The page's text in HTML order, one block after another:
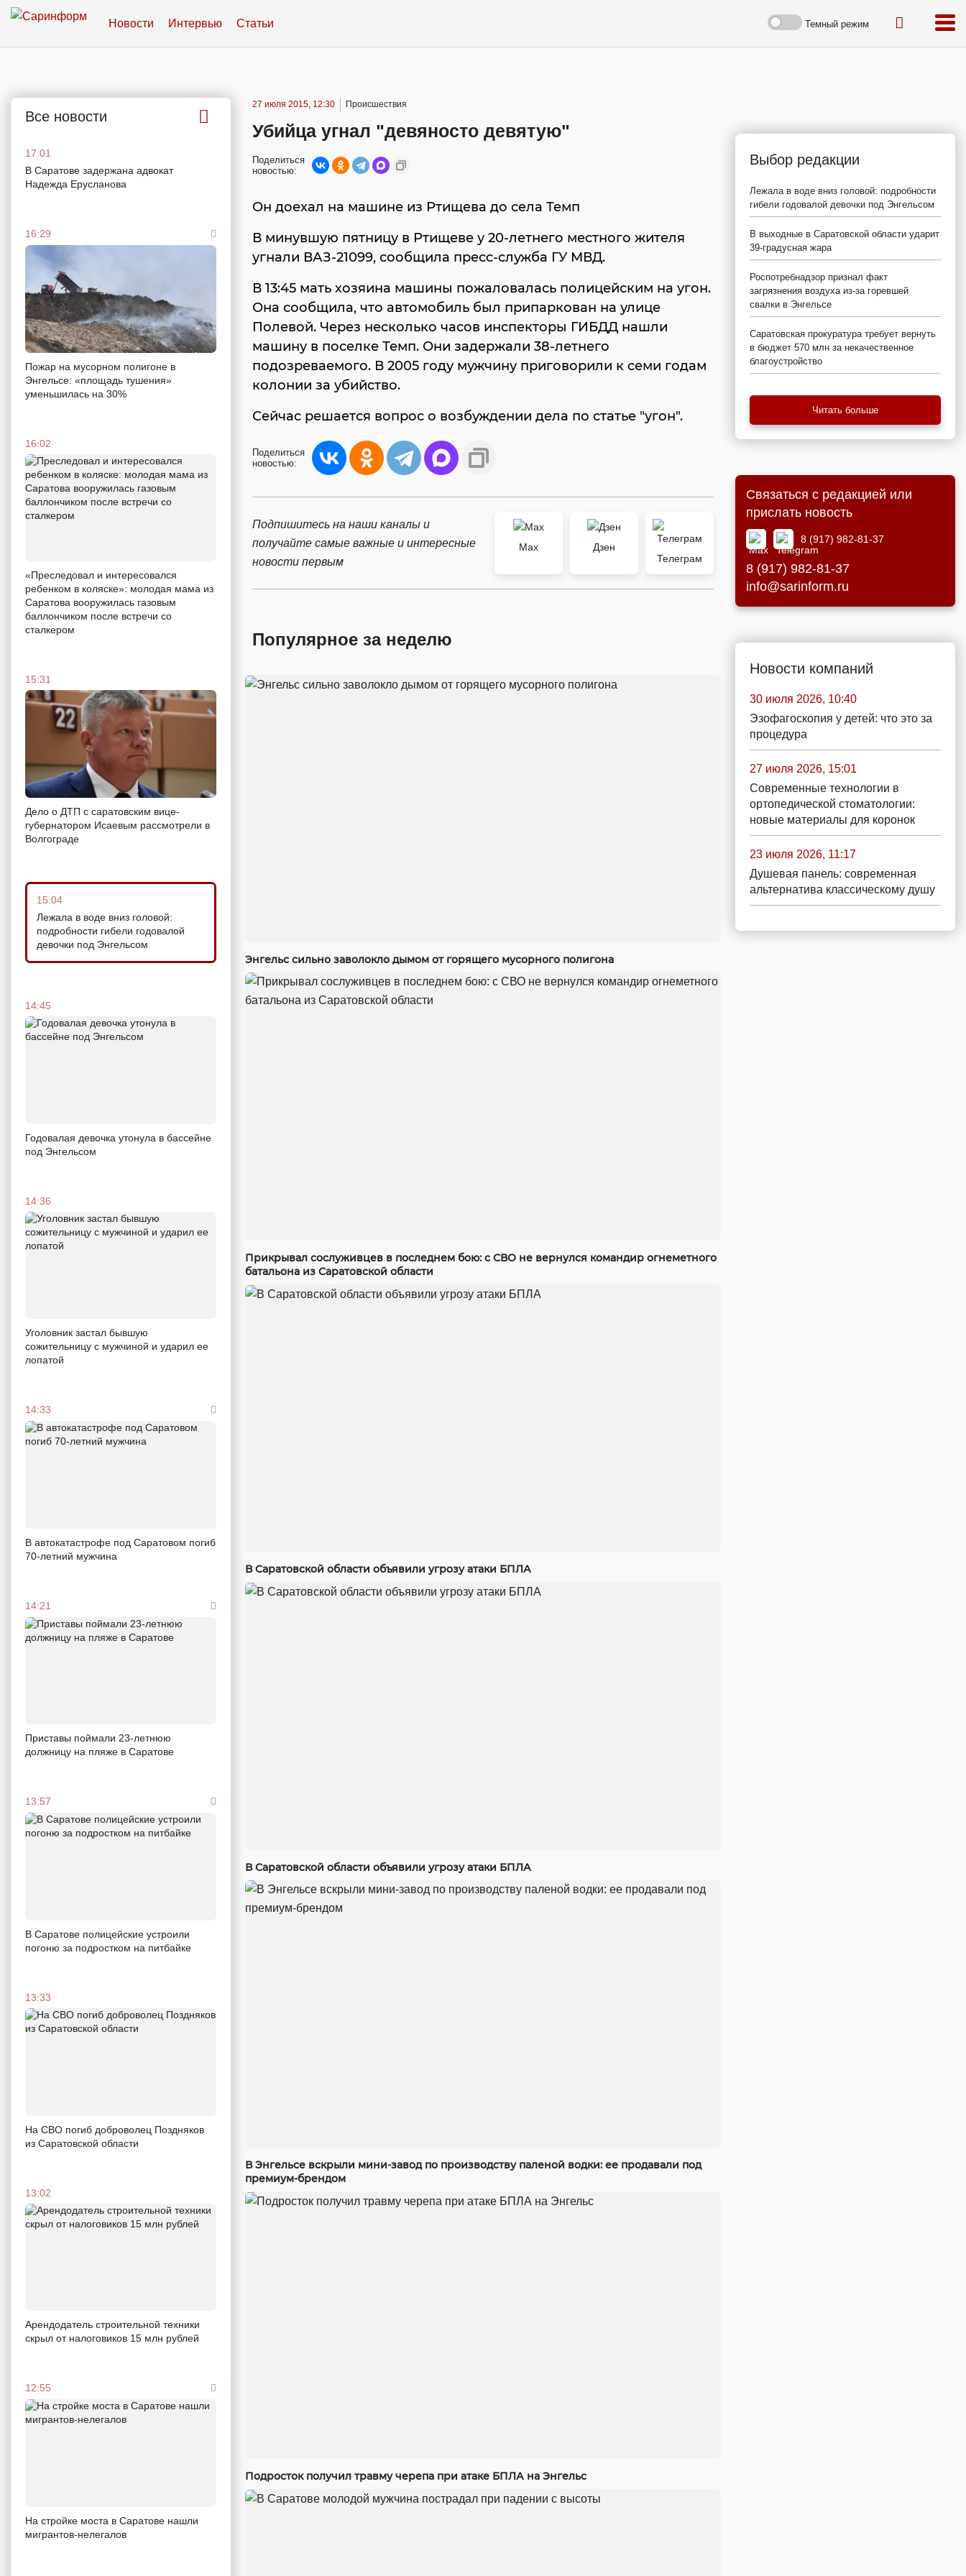
Новости Интервью Статьи Темный режим
Все новости
17:01
В Саратове задержана адвокат
Надежда Ерусланова
16:29
Пожар на мусорном полигоне в
Энгельсе: «площадь тушения»
уменьшилась на 30%
16:02
«Преследовал и интересовался
ребенком в коляске»: молодая мама из
Саратова вооружилась газовым
баллончиком после встречи со
сталкером
15:31
Дело о ДТП с саратовским вице-
губернатором Исаевым рассмотрели в
Волгограде
15:04
Лежала в воде вниз головой:
подробности гибели годовалой
девочки под Энгельсом
14:45
Годовалая девочка утонула в бассейне
под Энгельсом
14:36
Уголовник застал бывшую
сожительницу с мужчиной и ударил ее
лопатой
14:33
В автокатастрофе под Саратовом погиб
70-летний мужчина
14:21
Приставы поймали 23-летнюю
должницу на пляже в Саратове
13:57
В Саратове полицейские устроили
погоню за подростком на питбайке
13:33
На СВО погиб доброволец Поздняков
из Саратовской области
13:02
Арендодатель строительной техники
скрыл от налоговиков 15 млн рублей
12:55
На стройке моста в Саратове нашли
мигрантов-нелегалов
27 июля 2015, 12:30 Происшествия
Убийца угнал "девяносто девятую"
Поделиться
новостью:
Он доехал на машине из Ртищева до села Темп
В минувшую пятницу в Ртищеве у 20-летнего местного жителя
угнали ВАЗ-21099, сообщила пресс-служба ГУ МВД.
В 13:45 мать хозяина машины пожаловалась полицейским на угон.
Она сообщила, что автомобиль был припаркован на улице
Полевой. Через несколько часов инспекторы ГИБДД нашли
машину в поселке Темп. Они задержали 38-летнего
подозреваемого. В 2005 году мужчину приговорили к семи годам
колонии за убийство.
Сейчас решается вопрос о возбуждении дела по статье "угон".
Поделиться
новостью:
Подпишитесь на наши каналы и
получайте самые важные и интересные
новости первым
Max
Дзен
Телеграм
Популярное за неделю
Энгельс сильно заволокло дымом от горящего мусорного полигона
Прикрывал сослуживцев в последнем бою: с СВО не вернулся командир огнеметного
батальона из Саратовской области
В Саратовской области объявили угрозу атаки БПЛА
В Саратовской области объявили угрозу атаки БПЛА
В Энгельсе вскрыли мини-завод по производству паленой водки: ее продавали под
премиум-брендом
Подросток получил травму черепа при атаке БПЛА на Энгельс
Выбор редакции
Лежала в воде вниз головой: подробности
гибели годовалой девочки под Энгельсом
В выходные в Саратовской области ударит
39-градусная жара
Роспотребнадзор признал факт
загрязнения воздуха из-за горевшей
свалки в Энгельсе
Саратовская прокуратура требует вернуть
в бюджет 570 млн за некачественное
благоустройство
Читать больше
Связаться с редакцией или
прислать новость
8 (917) 982-81-37
8 (917) 982-81-37
info@sarinform.ru
Новости компаний
30 июля 2026, 10:40
Эзофагоскопия у детей: что это за
процедура
27 июля 2026, 15:01
Современные технологии в
ортопедической стоматологии:
новые материалы для коронок
23 июля 2026, 11:17
Душевая панель: современная
альтернатива классическому душу